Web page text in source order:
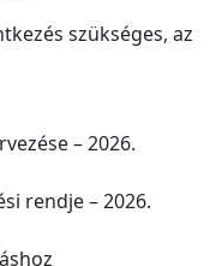
szükséges, az
– 2026.
rendje – 2026.